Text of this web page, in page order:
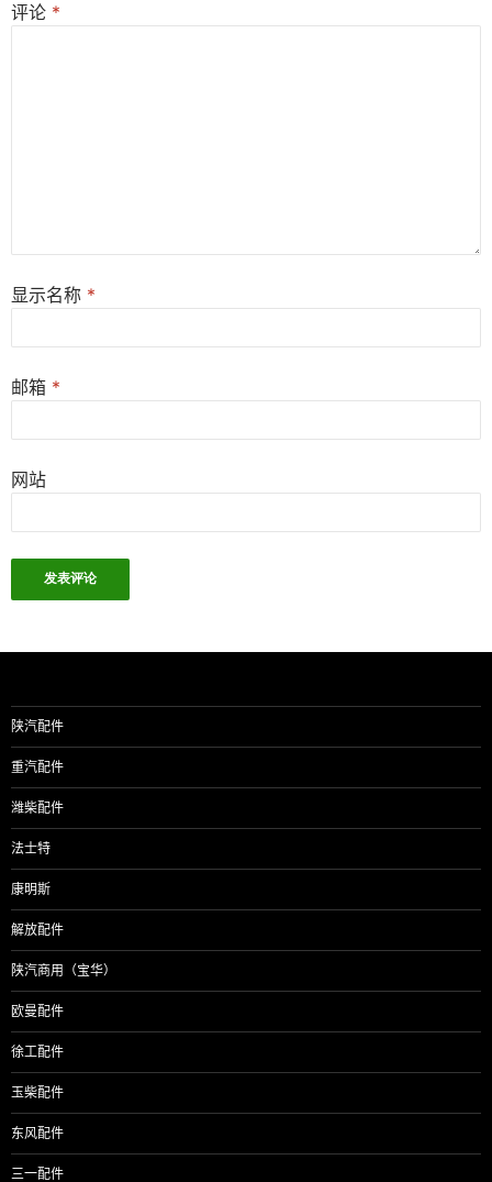
评论 *
显示名称 *
邮箱 *
网站
陕汽配件
重汽配件
潍柴配件
法士特
康明斯
解放配件
陕汽商用（宝华）
欧曼配件
徐工配件
玉柴配件
东风配件
三一配件